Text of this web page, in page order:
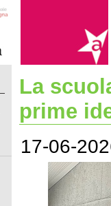
La
prime
17-06-